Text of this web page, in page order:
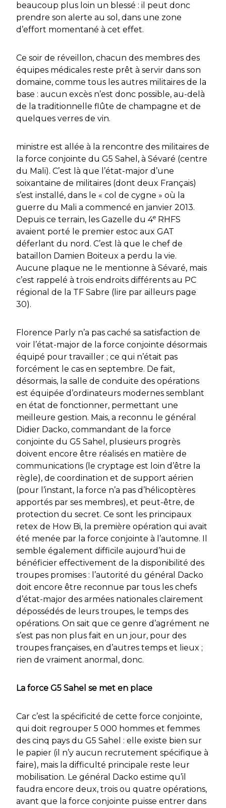
beaucoup plus loin un blessé : il peut donc
prendre son alerte au sol, dans une zone
d’effort momentané à cet effet.
Ce soir de réveillon, chacun des membres des
équipes médicales reste prêt à servir dans son
domaine, comme tous les autres militaires de la
base : aucun excès n’est donc possible, au-delà
de la traditionnelle flûte de champagne et de
quelques verres de vin.
ministre est allée à la rencontre des militaires de
la force conjointe du G5 Sahel, à Sévaré (centre
du Mali). C’est là que l’état-major d’une
soixantaine de militaires (dont deux Français)
s’est installé, dans le « col de cygne » où la
guerre du Mali a commencé en janvier 2013.
Depuis ce terrain, les Gazelle du 4e RHFS
avaient porté le premier estoc aux GAT
déferlant du nord. C’est là que le chef de
bataillon Damien Boiteux a perdu la vie.
Aucune plaque ne le mentionne à Sévaré, mais
c’est rappelé à trois endroits différents au PC
régional de la TF Sabre (lire par ailleurs page
30).
Florence Parly n’a pas caché sa satisfaction de
voir l’état-major de la force conjointe désormais
équipé pour travailler ; ce qui n’était pas
forcément le cas en septembre. De fait,
désormais, la salle de conduite des opérations
est équipée d’ordinateurs modernes semblant
en état de fonctionner, permettant une
meilleure gestion. Mais, a reconnu le général
Didier Dacko, commandant de la force
conjointe du G5 Sahel, plusieurs progrès
doivent encore être réalisés en matière de
communications (le cryptage est loin d’être la
règle), de coordination et de support aérien
(pour l’instant, la force n’a pas d’hélicoptères
apportés par ses membres), et peut-être, de
protection du secret. Ce sont les principaux
retex de How Bi, la première opération qui avait
été menée par la force conjointe à l’automne. Il
semble également difficile aujourd’hui de
bénéficier effectivement de la disponibilité des
troupes promises : l’autorité du général Dacko
doit encore être reconnue par tous les chefs
d’état-major des armées nationales clairement
dépossédés de leurs troupes, le temps des
opérations. On sait que ce genre d’agrément ne
s’est pas non plus fait en un jour, pour des
troupes françaises, en d’autres temps et lieux ;
rien de vraiment anormal, donc.
La force G5 Sahel se met en place
Car c’est la spécificité de cette force conjointe,
qui doit regrouper 5 000 hommes et femmes
des cinq pays du G5 Sahel : elle existe bien sur
le papier (il n’y aucun recrutement spécifique à
faire), mais la difficulté principale reste leur
mobilisation. Le général Dacko estime qu’il
faudra encore deux, trois ou quatre opérations,
avant que la force conjointe puisse entrer dans